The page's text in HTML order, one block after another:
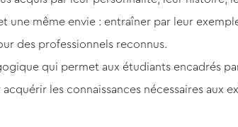
même envie : entraîner par leur
des professionnels reconnus.
qui permet aux étudiants encadrés
les connaissances nécessaires aux